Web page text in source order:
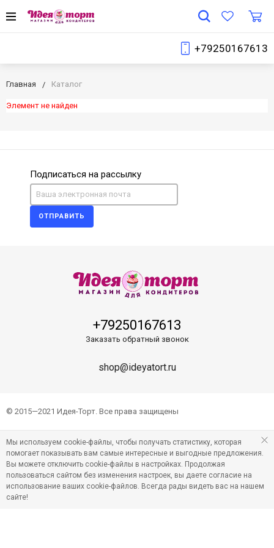
+79250167613
Главная Каталог
Элемент не найден
Подписаться на рассылку
ОТПРАВИТЬ
+79250167613
Заказать обратный звонок
shop@ideyatort.ru
© 2015—2021 Идея-Торт. Все права защищены
Мы используем cookie-файлы, чтобы получать статистику, которая
помогает показывать вам самые интересные и выгодные предложения.
Вы можете отключить cookie-файлы в настройках. Продолжая
пользоваться сайтом без изменения настроек, вы даете согласие на
использование ваших cookie-файлов. Всегда рады видеть вас на нашем
сайте!